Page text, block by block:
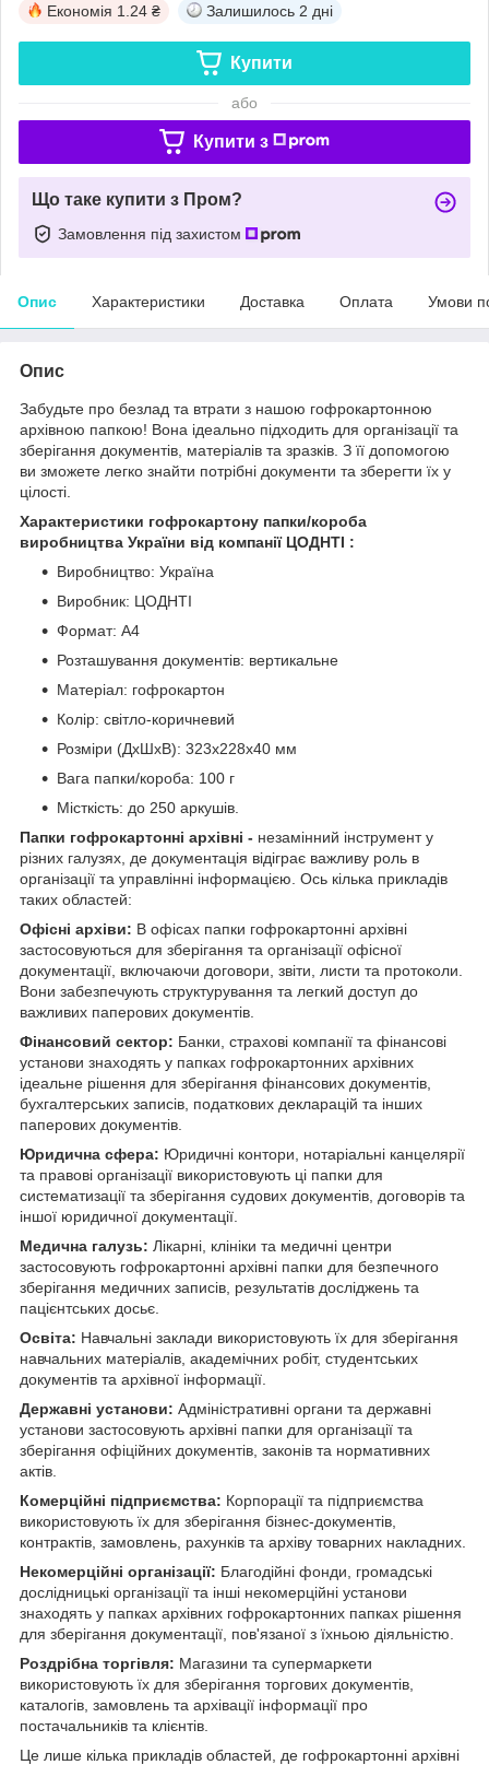
Економія 1.24 ₴ Залишилось 2 дні
Купити
або
Купити з
Що таке купити з Пром?
Замовлення під захистом
Опис Характеристики Доставка Оплата Умови
Опис
Забудьте про безлад та втрати з нашою гофрокартонною
архівною папкою! Вона ідеально підходить для організації та
зберігання документів, матеріалів та зразків. З її допомогою
ви зможете легко знайти потрібні документи та зберегти їх у
цілості.
Характеристики гофрокартону папки/короба
виробництва України від компанії ЦОДНТІ :
Виробництво: Україна
Виробник: ЦОДНТІ
Формат: А4
Розташування документів: вертикальне
Матеріал: гофрокартон
Колір: світло-коричневий
Розміри (ДxШxВ): 323x228x40 мм
Вага папки/короба: 100 г
Місткість: до 250 аркушів.
Папки гофрокартонні архівні - незамінний інструмент у
різних галузях, де документація відіграє важливу роль в
організації та управлінні інформацією. Ось кілька прикладів
таких областей:
Офісні архіви: В офісах папки гофрокартонні архівні
застосовуються для зберігання та організації офісної
документації, включаючи договори, звіти, листи та протоколи.
Вони забезпечують структурування та легкий доступ до
важливих паперових документів.
Фінансовий сектор: Банки, страхові компанії та фінансові
установи знаходять у папках гофрокартонних архівних
ідеальне рішення для зберігання фінансових документів,
бухгалтерських записів, податкових декларацій та інших
паперових документів.
Юридична сфера: Юридичні контори, нотаріальні канцелярії
та правові організації використовують ці папки для
систематизації та зберігання судових документів, договорів та
іншої юридичної документації.
Медична галузь: Лікарні, клініки та медичні центри
застосовують гофрокартонні архівні папки для безпечного
зберігання медичних записів, результатів досліджень та
пацієнтських досьє.
Освіта: Навчальні заклади використовують їх для зберігання
навчальних матеріалів, академічних робіт, студентських
документів та архівної інформації.
Державні установи: Адміністративні органи та державні
установи застосовують архівні папки для організації та
зберігання офіційних документів, законів та нормативних
актів.
Комерційні підприємства: Корпорації та підприємства
використовують їх для зберігання бізнес-документів,
контрактів, замовлень, рахунків та архіву товарних накладних.
Некомерційні організації: Благодійні фонди, громадські
дослідницькі організації та інші некомерційні установи
знаходять у папках архівних гофрокартонних папках рішення
для зберігання документації, пов'язаної з їхньою діяльністю.
Роздрібна торгівля: Магазини та супермаркети
використовують їх для зберігання торгових документів,
каталогів, замовлень та архівації інформації про
постачальників та клієнтів.
Це лише кілька прикладів областей, де гофрокартонні архівні